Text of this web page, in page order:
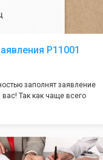
Р11001
заполнят заявление
вас! Так как чаще всего
- наши юристы с
работы возьмут всё